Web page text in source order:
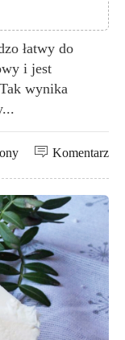
łatwy do
i jest
wynika
Komentarz